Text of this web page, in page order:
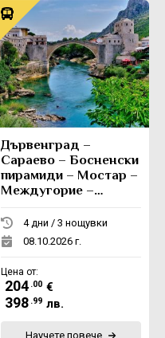
Дървенград –
Сараево – Босненски
пирамиди – Мостар –
Междугорие –
Каменград4 дни / 3 нощувки
08.10.2026 г.
Цена от:
204 .00 €
398 .99 лв.
Научете повече